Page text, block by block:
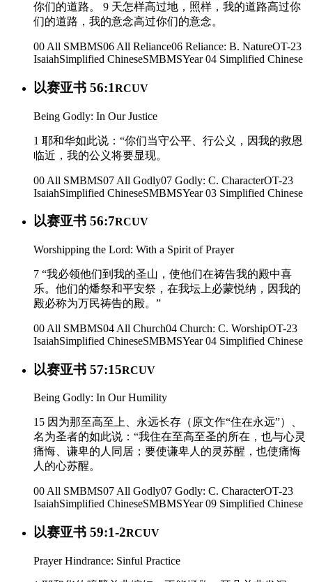
你们的道路。 9 天怎样高过地，照样，我的道路高过你
们的道路，我的意念高过你们的意念。
00 All SMBMS06 All Reliance06 Reliance: B. NatureOT-23
IsaiahSimplified ChineseSMBMSYear 04 Simplified Chinese
以赛亚书 56:1RCUV
Being Godly: In Our Justice
1 耶和华如此说：“你们当守公平、行公义，因我的救恩
临近，我的公义将要显现。
00 All SMBMS07 All Godly07 Godly: C. CharacterOT-23
IsaiahSimplified ChineseSMBMSYear 03 Simplified Chinese
以赛亚书 56:7RCUV
Worshipping the Lord: With a Spirit of Prayer
7 “我必领他们到我的圣山，使他们在祷告我的殿中喜
乐。他们的燔祭和平安祭，在我坛上必蒙悦纳，因我的
殿必称为万民祷告的殿。”
00 All SMBMS04 All Church04 Church: C. WorshipOT-23
IsaiahSimplified ChineseSMBMSYear 04 Simplified Chinese
以赛亚书 57:15RCUV
Being Godly: In Our Humility
15 因为那至高至上、永远长存（原文作“住在永远”）、
名为圣者的如此说：“我住在至高至圣的所在，也与心灵
痛悔、谦卑的人同居；要使谦卑人的灵苏醒，也使痛悔
人的心苏醒。
00 All SMBMS07 All Godly07 Godly: C. CharacterOT-23
IsaiahSimplified ChineseSMBMSYear 09 Simplified Chinese
以赛亚书 59:1-2RCUV
Prayer Hindrance: Sinful Practice